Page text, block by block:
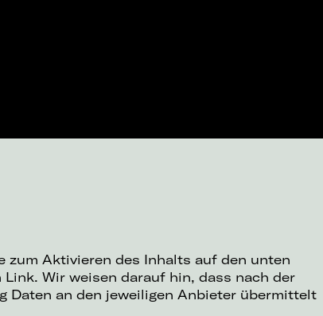
zum Aktivieren des Inhalts auf den unten
Link. Wir weisen darauf hin, dass nach der
Daten an den jeweiligen Anbieter übermittelt